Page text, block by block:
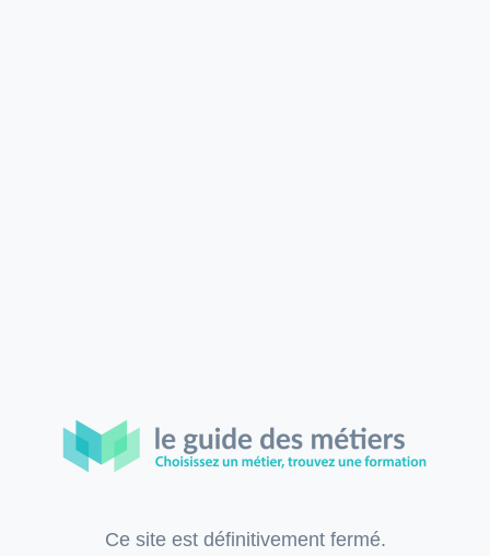
Ce site est définitivement fermé.